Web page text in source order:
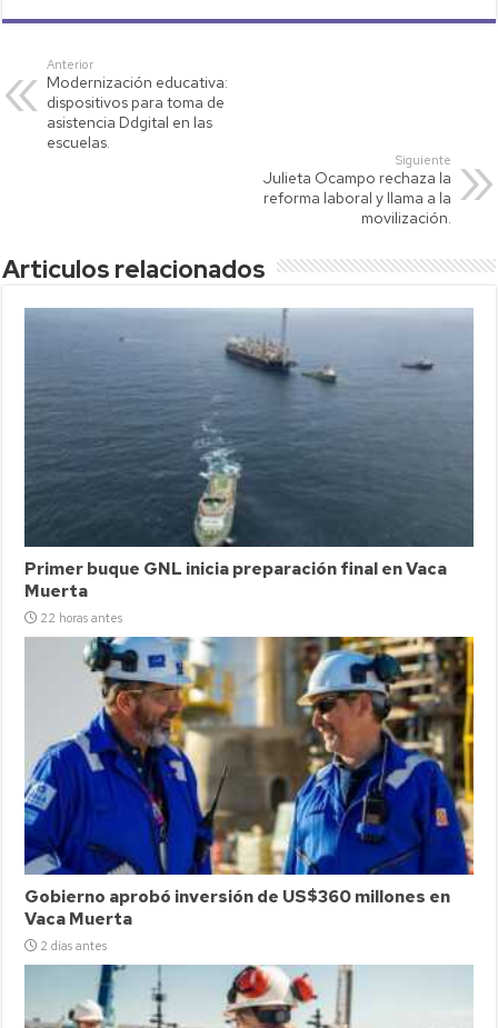
at
s
A
p
tt p
Li
nk
ail m
Anterior
Modernización educativa:
dispositivos para toma de
asistencia Ddgital en las
escuelas.
Siguiente
Julieta Ocampo rechaza la
reforma laboral y llama a la
movilización.
Articulos relacionados
Primer buque GNL inicia preparación final en Vaca
Muerta
22 horas antes
Gobierno aprobó inversión de US$360 millones en
Vaca Muerta
2 días antes